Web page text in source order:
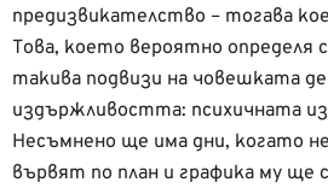
предизвикателство – тогава
Това, което вероятно определя
такива подвизи на човешката
издържливостта: психичната
Несъмнено ще има дни, когато
вървят по план и графика му ще